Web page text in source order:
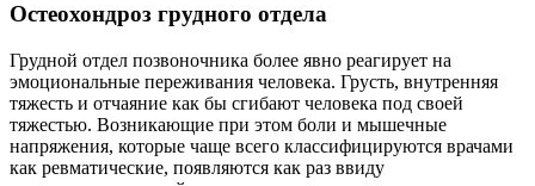
Остеохондроз грудного отдела
Грудной отдел позвоночника более явно реагирует на
эмоциональные переживания человека. Грусть, внутренняя
тяжесть и отчаяние как бы сгибают человека под своей
тяжестью. Возникающие при этом боли и мышечные
напряжения, которые чаще всего классифицируются врачами
как ревматические, появляются как раз ввиду